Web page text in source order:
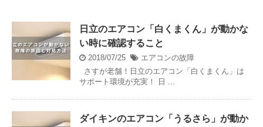
日立のエアコン「白くまくん」が動かな
い時に確認すること
2018/07/25
エアコンの故障
さすが老舗！日立のエアコン「白くまくん」は
サポート環境が充実！ 日 ...
ダイキンのエアコン「うるさら」が動か